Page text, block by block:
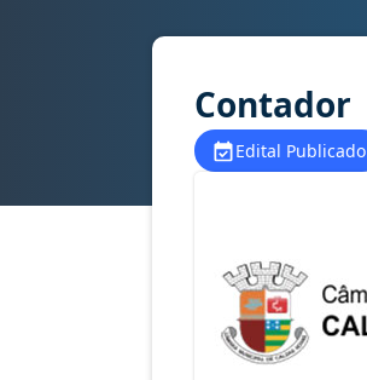
Contador
Edital Publicado